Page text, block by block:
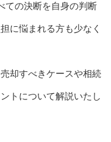
ての決断を自身の判断
に悩まれる方も少なく
却すべきケースや相続
トについて解説いたし